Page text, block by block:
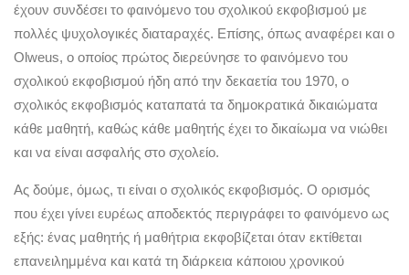
έχουν συνδέσει το φαινόμενο του σχολικού εκφοβισμού με
πολλές ψυχολογικές διαταραχές. Επίσης, όπως αναφέρει και ο
Olweus, ο οποίος πρώτος διερεύνησε το φαινόμενο του
σχολικού εκφοβισμού ήδη από την δεκαετία του 1970, ο
σχολικός εκφοβισμός καταπατά τα δημοκρατικά δικαιώματα
κάθε μαθητή, καθώς κάθε μαθητής έχει το δικαίωμα να νιώθει
και να είναι ασφαλής στο σχολείο.
Ας δούμε, όμως, τι είναι ο σχολικός εκφοβισμός. Ο ορισμός
που έχει γίνει ευρέως αποδεκτός περιγράφει το φαινόμενο ως
εξής: ένας μαθητής ή μαθήτρια εκφοβίζεται όταν εκτίθεται
επανειλημμένα και κατά τη διάρκεια κάποιου χρονικού